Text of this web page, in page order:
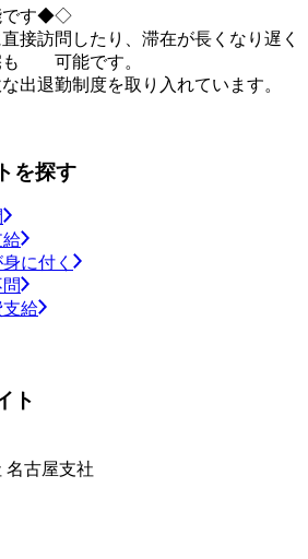
です◆◇
接訪問したり、滞在が長くなり遅く
も 可能です。
出退勤制度を取り入れています。
を探す
給
に付く
給
ト
名古屋支社